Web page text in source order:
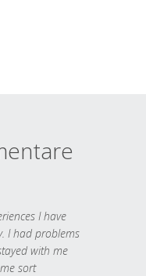
I have
I had problems
with me
sort